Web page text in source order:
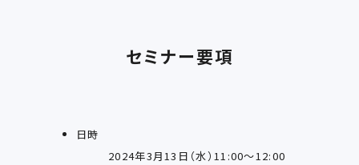
セミナー要項
日時
2024年3月13日（水）11:00～12:00